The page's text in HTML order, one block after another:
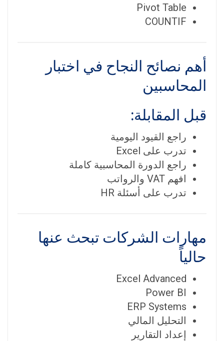
Pivot Table
COUNTIF
أهم نصائح النجاح في اختبار
المحاسبين
قبل المقابلة:
راجع القيود اليومية
تدرب على Excel
راجع الدورة المحاسبية كاملة
افهم VAT والرواتب
تدرب على أسئلة HR
مهارات الشركات تبحث عنها
حالياً
Excel Advanced
Power BI
ERP Systems
التحليل المالي
إعداد التقارير